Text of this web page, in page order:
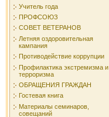
Учитель года
ПРОФСОЮЗ
СОВЕТ ВЕТЕРАНОВ
Летняя оздоровительная
кампания
Противодействие коррупции
Профилактика экстремизма и
терроризма
ОБРАЩЕНИЯ ГРАЖДАН
Гостевая книга
Материалы семинаров,
совещаний